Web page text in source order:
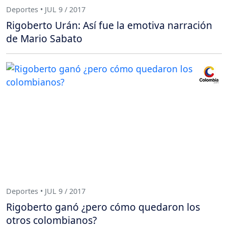
Deportes • JUL 9 / 2017
Rigoberto Urán: Así fue la emotiva narración
de Mario Sabato
Deportes • JUL 9 / 2017
Rigoberto ganó ¿pero cómo quedaron los
otros colombianos?